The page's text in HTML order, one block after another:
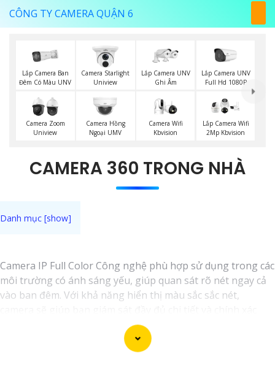
CÔNG TY CAMERA QUẬN 6
Lắp Camera Ban
Đêm Có Màu UNV
Camera Starlight
Uniview
Lắp Camera UNV
Ghi Âm
Lắp Camera UNV
Full Hd 1080P
Camera Zoom
Uniview
Camera Hồng
Ngoại UMV
Camera Wifi
Kbvision
Lắp Camera Wifi
2Mp Kbvision
CAMERA 360 TRONG NHÀ
Camera IP Full Color Công nghệ phù hợp sử dụng trong các
môi trường có ánh sáng yếu, giúp quan sát rõ nét ngay cả
vào ban đêm. Với khả năng hiển thị màu sắc sắc nét,
mọi hoạt động xung quanh, hình ảnh có màu ban đêm như